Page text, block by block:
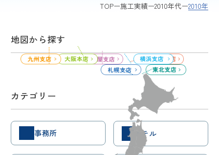
TOP 施工実績 2010年代 2010年
地図から探す
カテゴリー
事務所 ホテル